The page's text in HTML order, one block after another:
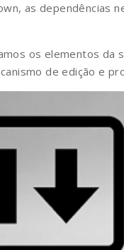
as dependências
os elementos da
de edição e